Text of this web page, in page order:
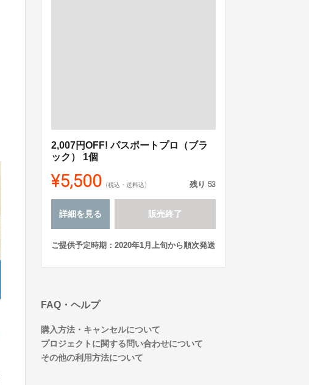
2,007円OFF! パスポートプロ（ブラ
ック） 1個
¥5,500 (税込・送料込) 残り 53
詳細を見る 販売終了
ご提供予定時期：2020年1月上旬から順次発送
FAQ・ヘルプ
購入方法・キャンセルについて
プロジェクトに関する問い合わせについて
その他の利用方法について